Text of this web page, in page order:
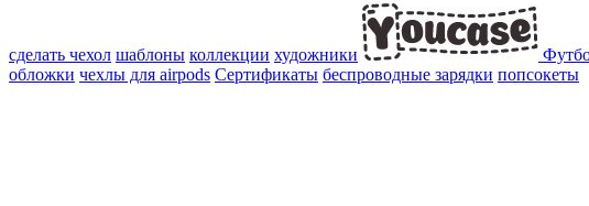
сделать чехол шаблоны коллекции художники
обложки чехлы для airpods Сертификаты беспроводные зарядки попсокеты